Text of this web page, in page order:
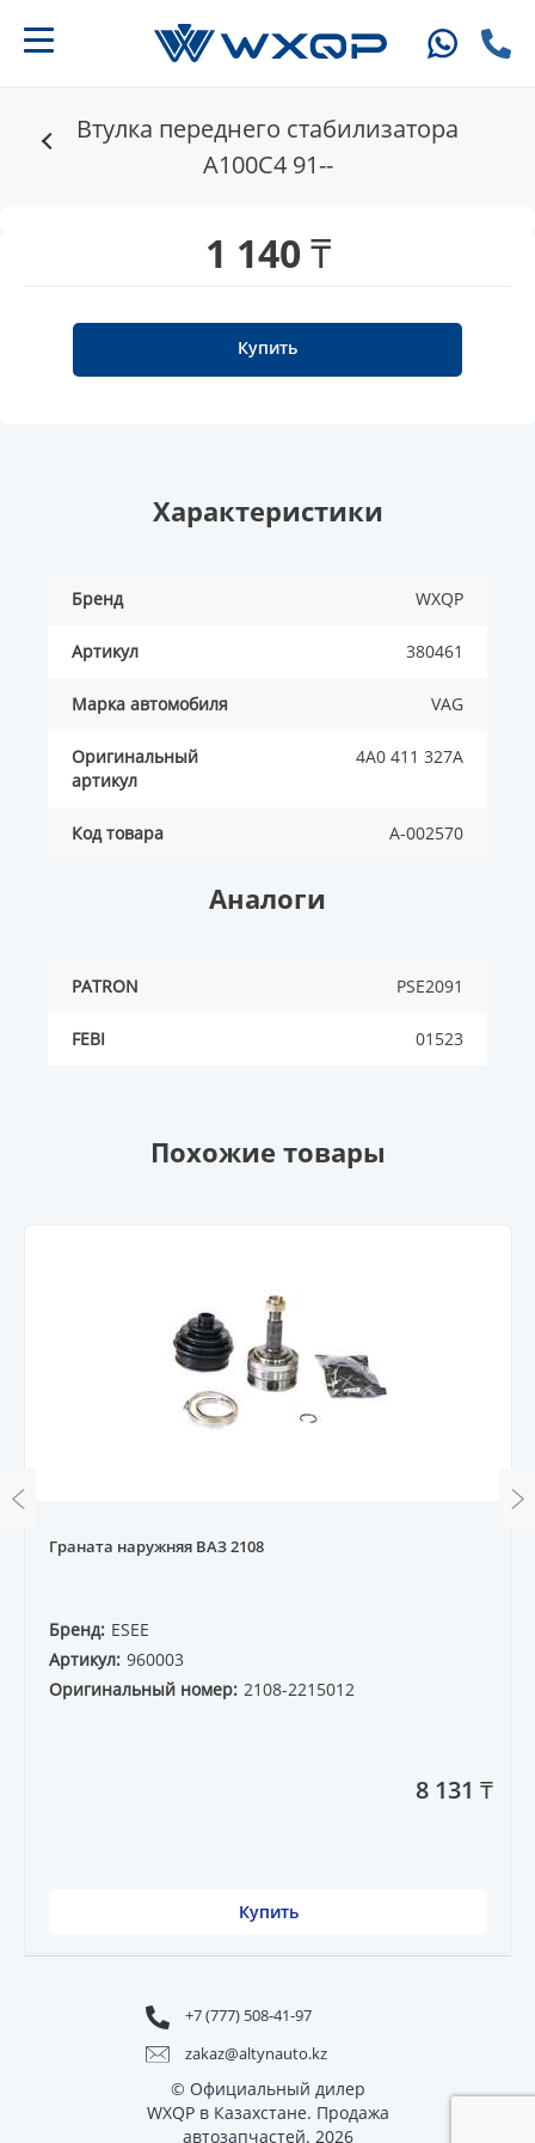
Втулка переднего стабилизатора
A100C4 91--
1 140 ₸
Купить
Характеристики
Бренд WXQP
Артикул 380461
Марка автомобиля VAG
Оригинальный
артикул
4A0 411 327A
Код товара A-002570
Аналоги
PATRON PSE2091
FEBI 01523
Похожие товары
Граната наружняя ВАЗ 2108
Бренд: ESEE
Артикул: 960003
Оригинальный номер: 2108-2215012
8 131 ₸
Купить
+7 (777) 508-41-97
zakaz@altynauto.kz
© Официальный дилер
WXQP в Казахстане. Продажа
автозапчастей. 2026